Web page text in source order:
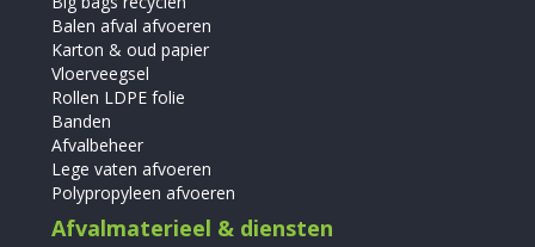
Balen afval afvoeren
Karton & oud papier
Vloerveegsel
Rollen LDPE folie
Banden
Afvalbeheer
Lege vaten afvoeren
Polypropyleen afvoeren
Afvalmaterieel & diensten